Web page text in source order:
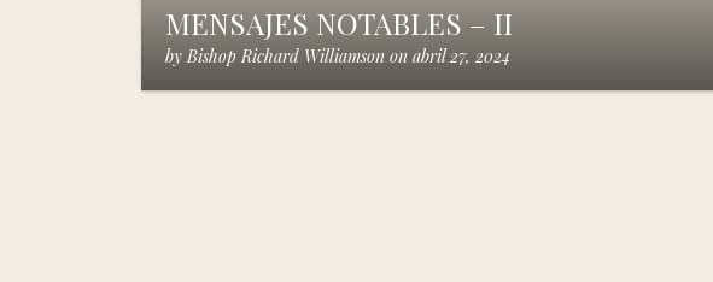
MENSAJES NOTABLES – II
by Bishop Richard Williamson on abril 27, 2024